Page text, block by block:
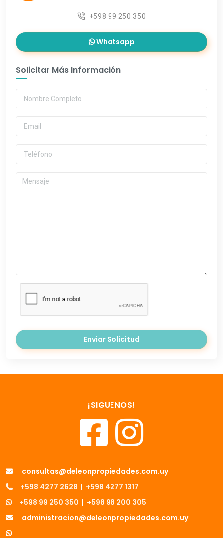
+598 99 250 350
Whatsapp
Solicitar Más Información
Enviar Solicitud
¡SIGUENOS!
consultas@deleonpropiedades.com.uy
+598 4277 2628 | +598 4277 1317
+598 99 250 350 | +598 98 200 305
administracion@deleonpropiedades.com.uy